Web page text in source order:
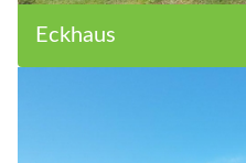
Eckhaus